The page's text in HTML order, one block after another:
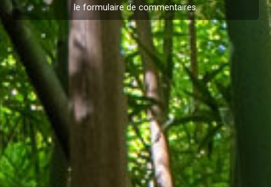
le formulaire de commentaires.